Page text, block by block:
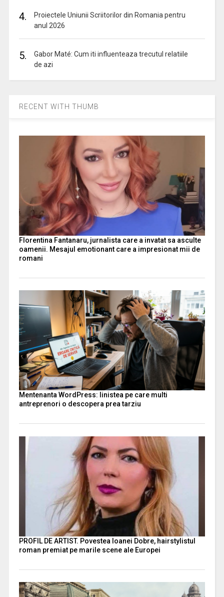
4.
Proiectele Uniunii Scriitorilor din Romania pentru
anul 2026
5.
Gabor Maté: Cum iti influenteaza trecutul relatiile
de azi
RECENT WITH THUMB
Florentina Fantanaru, jurnalista care a invatat sa asculte
oamenii. Mesajul emotionant care a impresionat mii de
romani
Mentenanta WordPress: linistea pe care multi
antreprenori o descopera prea tarziu
PROFIL DE ARTIST. Povestea Ioanei Dobre, hairstylistul
roman premiat pe marile scene ale Europei